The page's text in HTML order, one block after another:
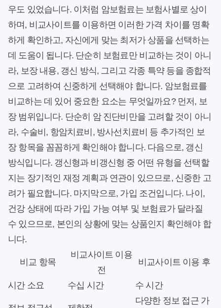
우도 있었습니다. 이처럼 암보험료는 보험사별로 상이
하며, 비교사이트를 이용하면 이러한 가격 차이를 명확
하게 확인하고, 자신에게 맞는 최저가 상품을 선택하는
데 도움이 됩니다. 단순히 보험료만 비교하는 것이 아니
라, 보장 내용, 갱신 방식, 그리고 각종 특약 등을 종합적
으로 고려하여 신중하게 선택해야 합니다. 암보험료를
비교하는 데 있어 중요한 요소는 무엇일까요? 먼저, 보
장 범위입니다. 단순히 암 진단비만을 고려할 것이 아니
라, 수술비, 항암치료비, 방사선치료비 등 추가적인 보
장 항목을 꼼꼼하게 확인해야 합니다. 다음으로, 갱신
방식입니다. 갱신형과 비갱신형 중 어떤 유형을 선택할
지는 장기적인 재정 계획과 연관이 있으므로, 신중한 고
려가 필요합니다. 마지막으로, 가입 조건입니다. 나이,
건강 상태에 따라 가입 가능 여부 및 보험료가 달라질
수 있으므로, 본인의 상황에 맞는 상품인지 확인해야 합
니다.
비교 항목
비교사이트 이용
전
비교사이트 이용 후
시간 소요 수십 시간 수 시간
다양한 정보 접근 가